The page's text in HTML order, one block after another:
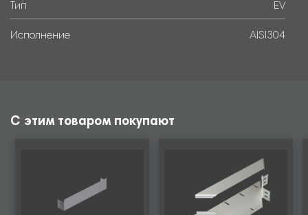
Тип EV
Исполнение AISI304
С этим товаром покупают